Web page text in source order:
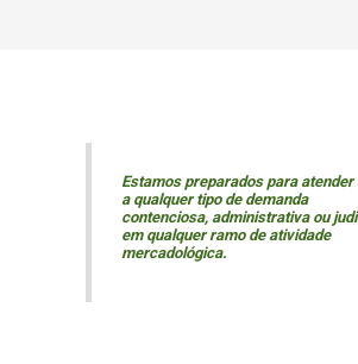
Estamos preparados para atender
a qualquer tipo de demanda
contenciosa, administrativa ou
em qualquer ramo de atividade
mercadológica.